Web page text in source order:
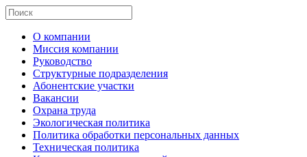
О компании
Миссия компании
Руководство
Структурные подразделения
Абонентские участки
Вакансии
Охрана труда
Экологическая политика
Политика обработки персональных данных
Техническая политика